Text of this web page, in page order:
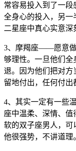
常容易投入到了一
全身心的投入，另一
二星座中真心实意深
3、摩羯座——愿意做
够理性。一旦他们全
退。因为他们把对方
留地付出，任何付出
4、其实一定有一些
座中温柔、深情、
软的双子座男人，可
他很强势，不讲道理